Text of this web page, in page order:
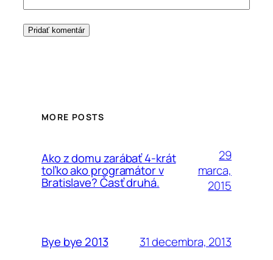
MORE POSTS
Ako z domu zarábať 4-krát
toľko ako programátor v
Bratislave? Časť druhá.
29
marca,
2015
Bye bye 2013 31 decembra, 2013